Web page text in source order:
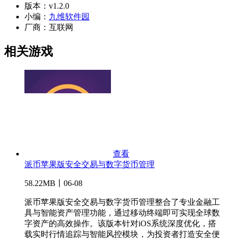
版本： v1.2.0
小编： 九维软件园
厂商： 互联网
相关游戏
查看
派币苹果版安全交易与数字货币管理
58.22MB丨06-08
派币苹果版安全交易与数字货币管理整合了专业金融工
具与智能资产管理功能，通过移动终端即可实现全球数
字资产的高效操作。该版本针对iOS系统深度优化，搭
载实时行情追踪与智能风控模块，为投资者打造安全便